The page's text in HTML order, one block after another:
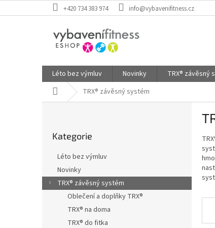
na
+420 734 383 974 info@vybavenifitness.cz
Léto bez výmluv Novinky TRX® závěsný
Domů TRX® závěsný systém
n
kategorie
Kategorie
Léto bez výmluv
Novinky
TRX® závěsný systém
Oblečení a doplňky TRX®
TRX® na doma
TRX® do fitka